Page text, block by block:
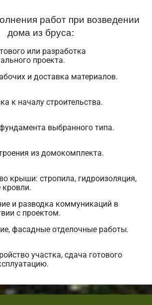
работ при возведении
дома из бруса:
или разработка
проекта.
и доставка материалов.
к началу строительства.
выбранного типа.
из домокомплекта.
крыши: стропила, гидроизоляция,
кровли.
и разводка коммуникаций в
с проектом.
фасадные отделочные работы.
участка, сдача готового